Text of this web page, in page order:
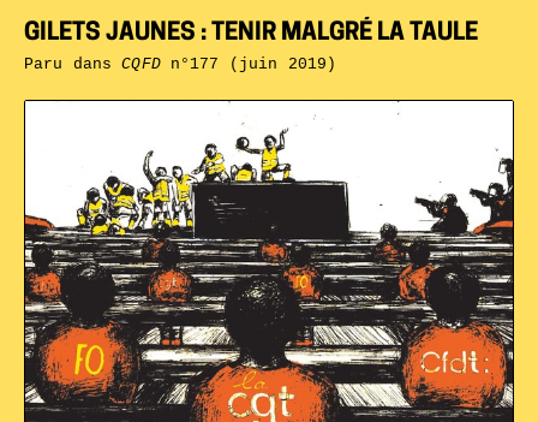
GILETS JAUNES : TENIR MALGRÉ LA TAULE
Paru dansCQFDn°177 (juin 2019)